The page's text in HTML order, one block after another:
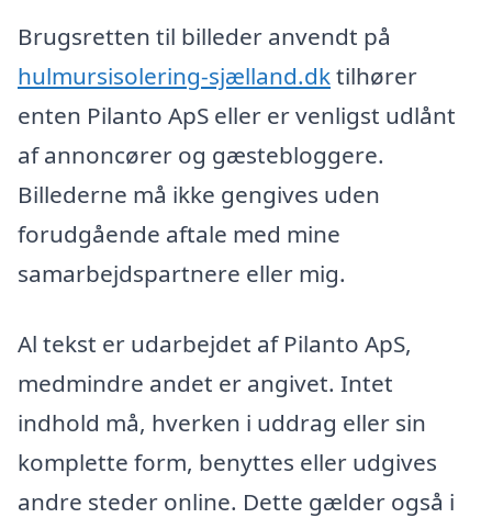
Brugsretten til billeder anvendt på
hulmursisolering-sjælland.dktilhører
enten Pilanto ApS eller er venligst udlånt
af annoncører og gæstebloggere.
Billederne må ikke gengives uden
forudgående aftale med mine
samarbejdspartnere eller mig.
Al tekst er udarbejdet af Pilanto ApS,
medmindre andet er angivet. Intet
indhold må, hverken i uddrag eller sin
komplette form, benyttes eller udgives
andre steder online. Dette gælder også i